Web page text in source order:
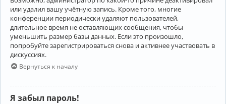
или удалил вашу учётную запись. Кроме того, многие
конференции периодически удаляют пользователей,
длительное время не оставляющих сообщения, чтобы
уменьшить размер базы данных. Если это произошло,
попробуйте зарегистрироваться снова и активнее участвовать в
дискуссиях.
Вернуться к началу
Я забыл пароль!